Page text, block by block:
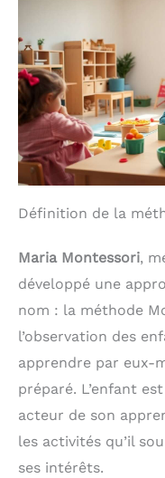
Définition de la
Maria Montessori,
développé une
nom : la méthode
l’observation des
apprendre par eux-
préparé. L’enfant
acteur de son
les activités qu’il
ses intérêts.